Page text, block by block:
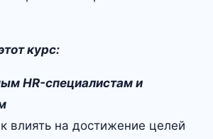
курс:
HR-специалистам и
влиять на достижение целей